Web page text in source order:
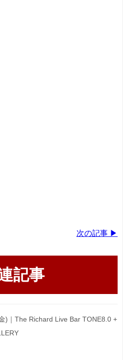
次の記事 ▶
記事
)｜The Richard Live Bar TONE8.0 +